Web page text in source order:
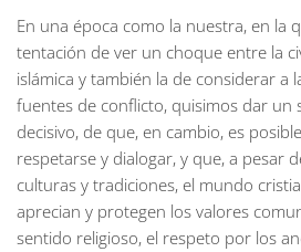
En una época como la nuestra, en la
tentación de ver un choque entre la
islámica y también la de considerar a
fuentes de conflicto, quisimos dar un
decisivo, de que, en cambio, es
respetarse y dialogar, y que, a pesar
culturas y tradiciones, el mundo
aprecian y protegen los valores
sentido religioso, el respeto por los